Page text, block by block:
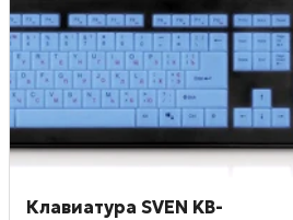
Клавиатура SVEN KB-